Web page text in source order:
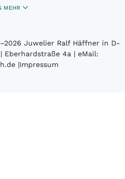
MEHR
Juwelier Ralf Häffner in D-
Eberhardstraße 4a | eMail:
|Impressum